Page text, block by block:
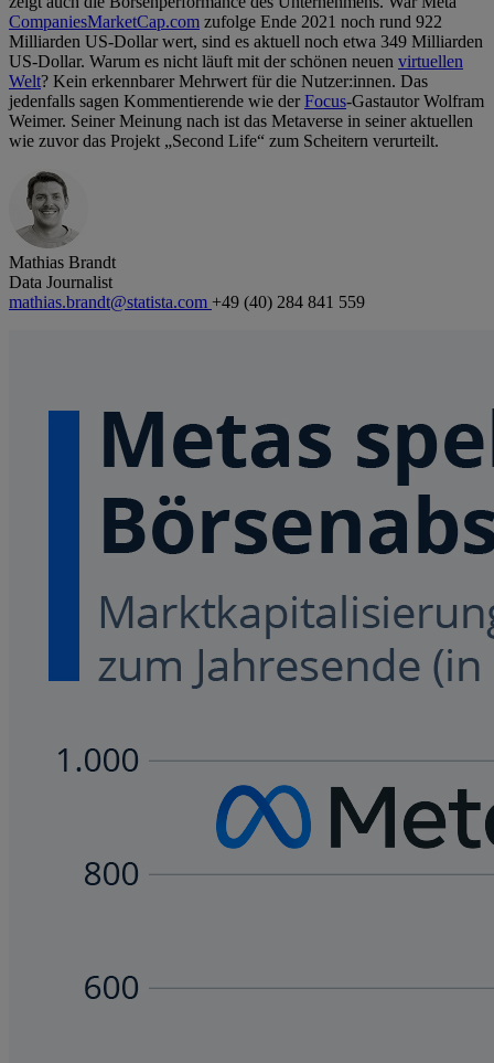
CompaniesMarketCap.com zufolge Ende 2021 noch rund 922
Milliarden US-Dollar wert, sind es aktuell noch etwa 349 Milliarden
US-Dollar. Warum es nicht läuft mit der schönen neuen virtuellen
Welt? Kein erkennbarer Mehrwert für die Nutzer:innen. Das
jedenfalls sagen Kommentierende wie derFocus-Gastautor Wolfram
Weimer. Seiner Meinung nach ist das Metaverse in seiner aktuellen
wie zuvor das Projekt „Second Life“ zum Scheitern verurteilt.
Mathias Brandt
Data Journalist
mathias.brandt@statista.com +49 (40) 284 841 559